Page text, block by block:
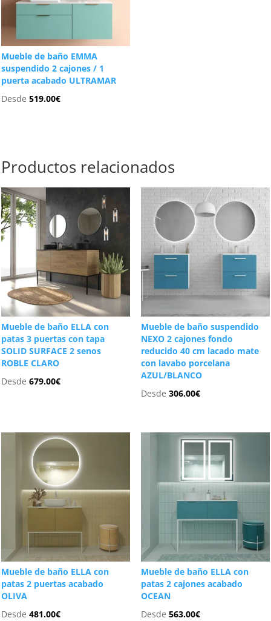
Mueble de baño EMMA
suspendido 2 cajones / 1
puerta acabado ULTRAMAR
Desde519.00€
Productos relacionados
Mueble de baño ELLA con
patas 3 puertas con tapa
SOLID SURFACE 2 senos
ROBLE CLARO
Desde679.00€
Mueble de baño suspendido
NEXO 2 cajones fondo
reducido 40 cm lacado mate
con lavabo porcelana
AZUL/BLANCO
Desde 306.00€
Mueble de baño ELLA con
patas 2 puertas acabado
OLIVA
Desde481.00€
Mueble de baño ELLA con
patas 2 cajones acabado
OCEAN
Desde 563.00€